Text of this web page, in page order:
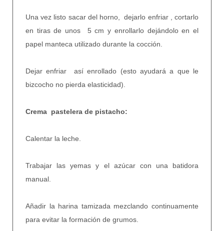
Una vez listo sacar del horno, dejarlo enfriar , cortarlo
en tiras de unos 5 cm y enrollarlo dejándolo en el
papel manteca utilizado durante la cocción.
Dejar enfriar así enrollado (esto ayudará a que le
bizcocho no pierda elasticidad).
Crema pastelera de pistacho:
Calentar la leche.
Trabajar las yemas y el azúcar con una batidora
manual.
Añadir la harina tamizada mezclando continuamente
para evitar la formación de grumos.